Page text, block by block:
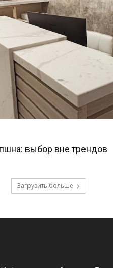
выбор вне трендов
Загрузить больше